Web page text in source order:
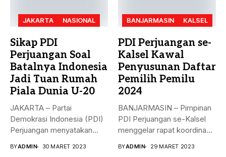
JAKARTA NASIONAL
Sikap PDI
Perjuangan Soal
Batalnya Indonesia
Jadi Tuan Rumah
Piala Dunia U-20
JAKARTA – Partai
Demokrasi Indonesia (PDI)
Perjuangan menyatakan
BYADMIN 30 MARET 2023
BANJARMASIN KALSEL
PDI Perjuangan se-
Kalsel Kawal
Penyusunan Daftar
Pemilih Pemilu
2024
BANJARMASIN – Pimpinan
PDI Perjuangan se-Kalsel
menggelar rapat koordinasi
BYADMIN 29 MARET 2023